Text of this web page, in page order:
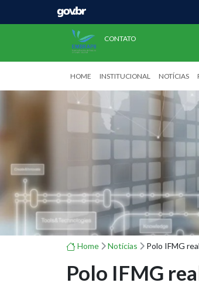
CONTATO
HOME INSTITUCIONAL NOTÍCIAS
Home Notícias Polo IFMG
Polo IFMG